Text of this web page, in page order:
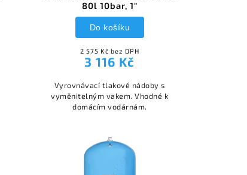
80l 10bar, 1"
2 575 Kč bez DPH
3 116 Kč
Do košíku
Vyrovnávací tlakové nádoby s
vyměnitelným vakem. Vhodné k
domácím vodárnám.